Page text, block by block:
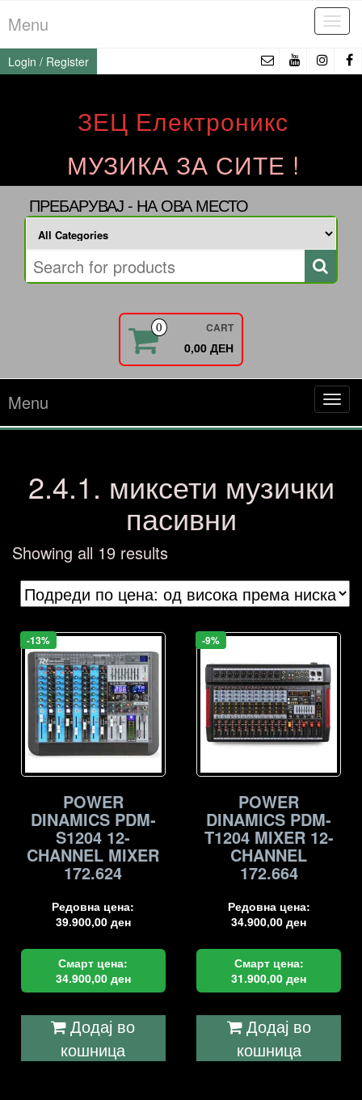
to
the
content
Menu
Login / Register
ЗЕЦ Електроникс
МУЗИКА ЗА СИТЕ !
ПРЕБАРУВАЈ - НА ОВА МЕСТО
0 CART
0,00 ДЕН
Menu
2.4.1. миксети музички
пасивни
Showing all 19 resultsSorted
by
price:
-13%
POWER
DINAMICS PDM-
S1204 12-
CHANNEL MIXER
172.624
Редовна цена:
39.900,00 ден
Смарт цена:
34.900,00 ден
Додај во
кошница
-9%
POWER
DINAMICS PDM-
T1204 MIXER 12-
CHANNEL
172.664
Редовна цена:
34.900,00ден
Смарт цена:
31.900,00ден
Додај во
кошница